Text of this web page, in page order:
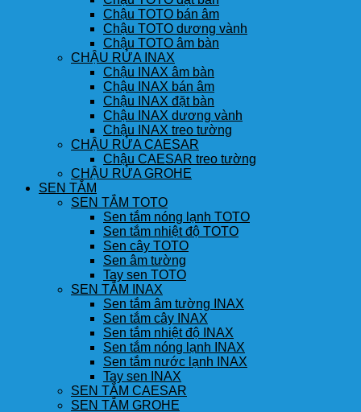
Chậu TOTO bán âm
Chậu TOTO dương vành
Chậu TOTO âm bàn
CHẬU RỬA INAX
Chậu INAX âm bàn
Chậu INAX bán âm
Chậu INAX đặt bàn
Chậu INAX dương vành
Chậu INAX treo tường
CHẬU RỬA CAESAR
Chậu CAESAR treo tường
CHẬU RỬA GROHE
SEN TẮM
SEN TẮM TOTO
Sen tắm nóng lạnh TOTO
Sen tắm nhiệt độ TOTO
Sen cây TOTO
Sen âm tường
Tay sen TOTO
SEN TẮM INAX
Sen tắm âm tường INAX
Sen tắm cây INAX
Sen tắm nhiệt độ INAX
Sen tắm nóng lạnh INAX
Sen tắm nước lạnh INAX
Tay sen INAX
SEN TẮM CAESAR
SEN TẮM GROHE